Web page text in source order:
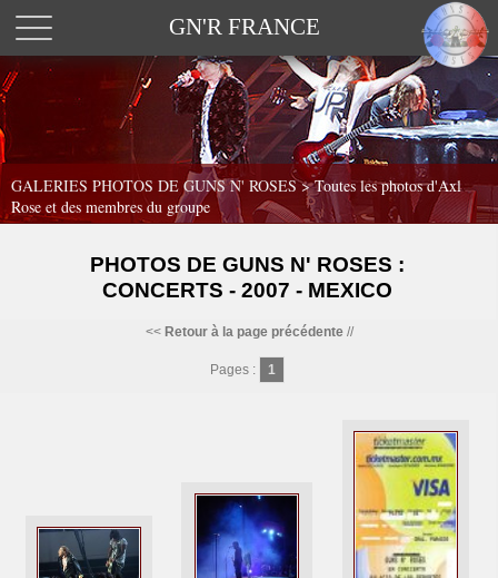
GN'R FRANCE
GALERIES PHOTOS DE GUNS N' ROSES >Toutes les photos d'Axl
Rose et des membres du groupe
PHOTOS DE GUNS N' ROSES :
CONCERTS - 2007 - MEXICO
<< Retour à la page précédente//
Pages : 1